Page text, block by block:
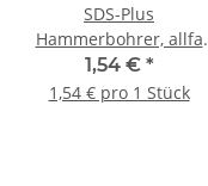
SDS-Plus
Hammerbohrer, allfa
(Marathon) 5 x 110 mm -
1 Stk.
1,54 € *
1,54 € pro 1 Stück